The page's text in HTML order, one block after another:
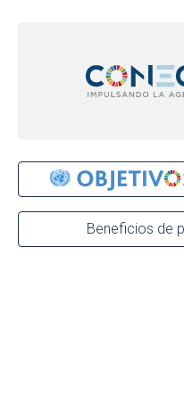
Beneficios de